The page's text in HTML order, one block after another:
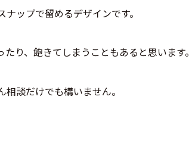
ップで留めるデザインです。
り、飽きてしまうこともあると思います。
談だけでも構いません。